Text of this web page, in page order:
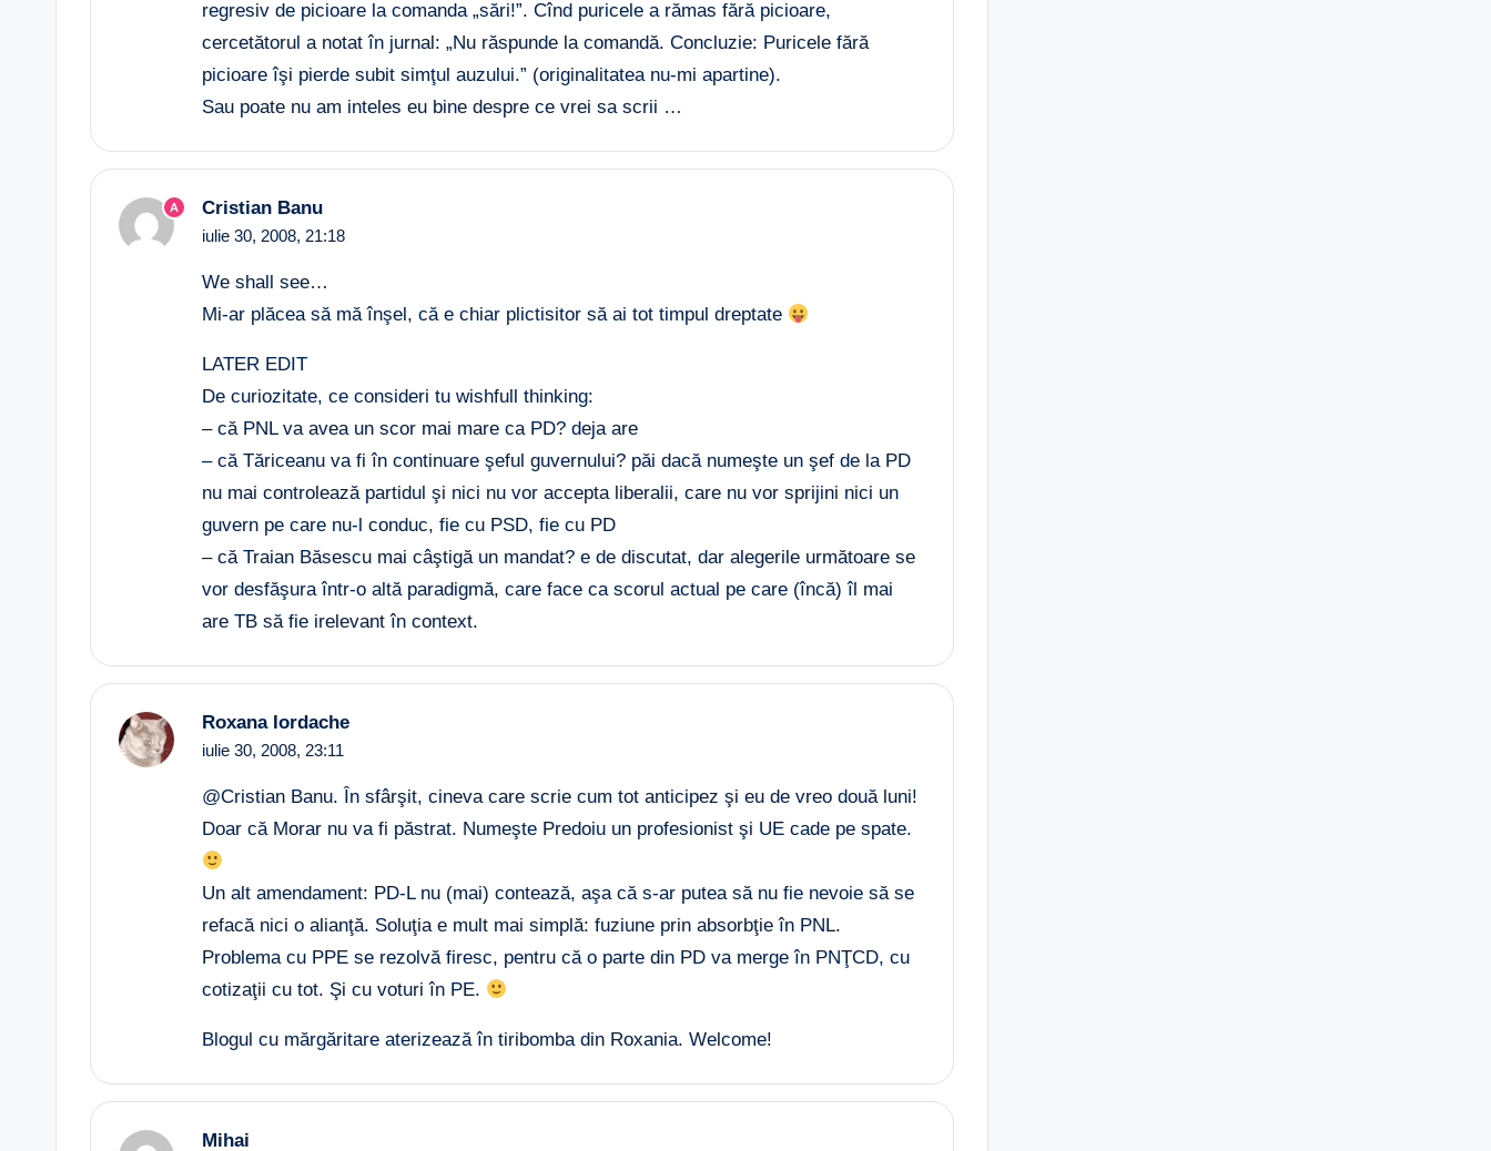
regresiv de picioare la comanda „sări!”. Cînd puricele a rămas fără picioare,
cercetătorul a notat în jurnal: „Nu răspunde la comandă. Concluzie: Puricele fără
picioare îşi pierde subit simţul auzului.” (originalitatea nu-mi apartine).
Sau poate nu am inteles eu bine despre ce vrei sa scrii …
A Cristian Banu
iulie 30, 2008, 21:18
We shall see…
Mi-ar plăcea să mă înşel, că e chiar plictisitor să ai tot timpul dreptate
LATER EDIT
De curiozitate, ce consideri tu wishfull thinking:
– că PNL va avea un scor mai mare ca PD? deja are
– că Tăriceanu va fi în continuare şeful guvernului? păi dacă numeşte un şef de la PD
nu mai controlează partidul şi nici nu vor accepta liberalii, care nu vor sprijini nici un
guvern pe care nu-l conduc, fie cu PSD, fie cu PD
– că Traian Băsescu mai câştigă un mandat? e de discutat, dar alegerile următoare se
vor desfăşura într-o altă paradigmă, care face ca scorul actual pe care (încă) îl mai
are TB să fie irelevant în context.
Roxana Iordache
iulie 30, 2008, 23:11
@Cristian Banu. În sfârşit, cineva care scrie cum tot anticipez şi eu de vreo două luni!
Doar că Morar nu va fi păstrat. Numeşte Predoiu un profesionist şi UE cade pe spate.
Un alt amendament: PD-L nu (mai) contează, aşa că s-ar putea să nu fie nevoie să se
refacă nici o alianţă. Soluţia e mult mai simplă: fuziune prin absorbţie în PNL.
Problema cu PPE se rezolvă firesc, pentru că o parte din PD va merge în PNŢCD, cu
cotizaţii cu tot. Şi cu voturi în PE.
Blogul cu mărgăritare aterizează în tiribomba din Roxania. Welcome!
Mihai